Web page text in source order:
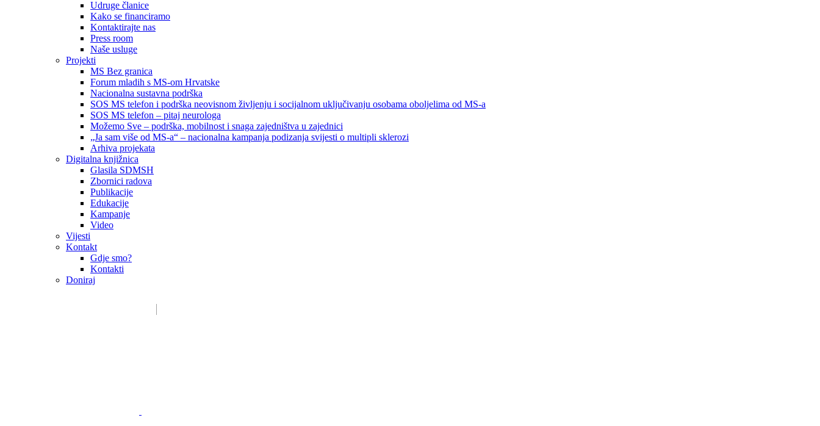
Udruge članice
Kako se financiramo
Kontaktirajte nas
Press room
Naše usluge
Projekti
MS Bez granica
Forum mladih s MS-om Hrvatske
Nacionalna sustavna podrška
SOS MS telefon i podrška neovisnom življenju i socijalnom uključivanju osobama oboljelima od MS-a
SOS MS telefon – pitaj neurologa
Možemo Sve – podrška, mobilnost i snaga zajedništva u zajednici
„Ja sam više od MS-a“ – nacionalna kampanja podizanja svijesti o multipli sklerozi
Arhiva projekata
Digitalna knjižnica
Glasila SDMSH
Zbornici radova
Publikacije
Edukacije
Kampanje
Video
Vijesti
Kontakt
Gdje smo?
Kontakti
Doniraj